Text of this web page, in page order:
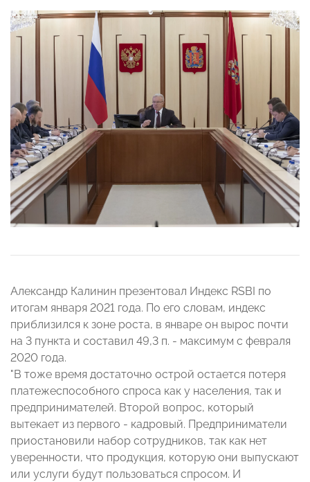
Александр Калинин презентовал Индекс RSBI по
итогам января 2021 года. По его словам, индекс
приблизился к зоне роста, в январе он вырос почти
на 3 пункта и составил 49,3 п. - максимум с февраля
2020 года.
"В тоже время достаточно острой остается потеря
платежеспособного спроса как у населения, так и
предпринимателей. Второй вопрос, который
вытекает из первого - кадровый. Предприниматели
приостановили набор сотрудников, так как нет
уверенности, что продукция, которую они выпускают
или услуги будут пользоваться спросом. И